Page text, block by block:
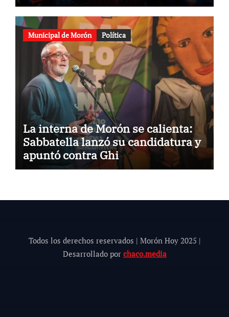
Municipal de Morón Política
La interna de Morón se calienta:
Sabbatella lanzó su candidatura y
apuntó contra Ghi
Todos los derechos reservados | Morón Hoy 2025 |
Desarrollado por chaco.media